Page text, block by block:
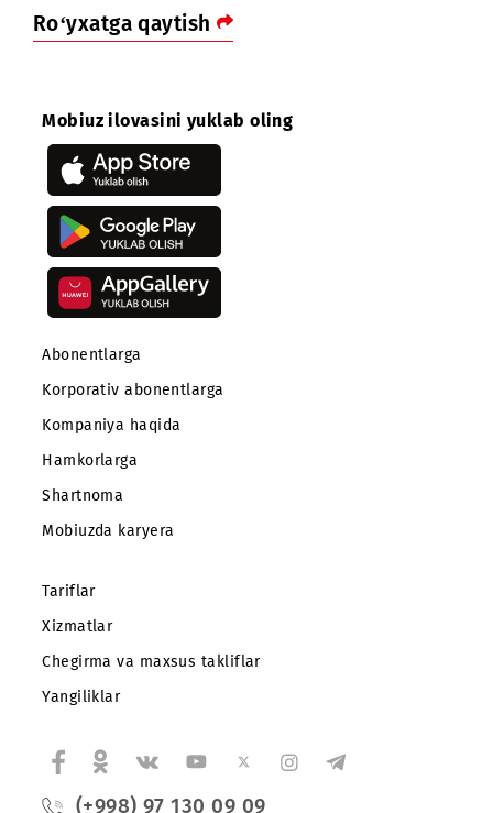
Yuzaga kelishi mumkin bo'lgan noqulayliklar uchun uzr
Mobiuz ilovasini yuklab oling
Abonentlarga
Korporativ abonentlarga
Hamkorlarga
Shartnoma
Mobiuzda karyera
Xizmatlar